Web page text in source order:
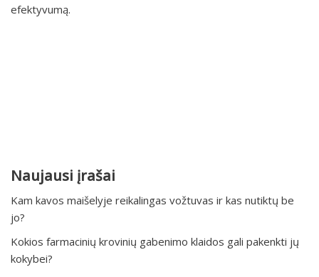
efektyvumą.
Naujausi įrašai
Kam kavos maišelyje reikalingas vožtuvas ir kas nutiktų be
jo?
Kokios farmacinių krovinių gabenimo klaidos gali pakenkti jų
kokybei?